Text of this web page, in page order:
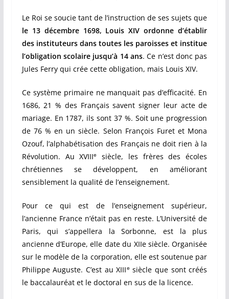
Le Roi se soucie tant de l’instruction de ses sujets que
le 13 décembre 1698, Louis XIV ordonne d’établir
des instituteurs dans toutes les paroisses et institue
l’obligation scolaire jusqu’à 14 ans. Ce n’est donc pas
Jules Ferry qui crée cette obligation, mais Louis XIV.
Ce système primaire ne manquait pas d’efficacité. En
1686, 21 % des Français savent signer leur acte de
mariage. En 1787, ils sont 37 %. Soit une progression
de 76 % en un siècle. Selon François Furet et Mona
Ozouf, l’alphabétisation des Français ne doit rien à la
Révolution. Au XVIIIe
siècle, les frères des écoles
chrétiennes se développent, en améliorant
sensiblement la qualité de l’enseignement.
Pour ce qui est de l’enseignement supérieur,
l’ancienne France n’était pas en reste. L’Université de
Paris, qui s’appellera la Sorbonne, est la plus
ancienne d’Europe, elle date du XIIe siècle. Organisée
sur le modèle de la corporation, elle est soutenue par
Philippe Auguste. C’est au XIIIe siècle que sont créés
le baccalauréat et le doctoral en sus de la licence.